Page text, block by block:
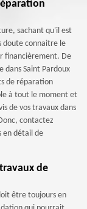
sachant qu'il est
doute connaitre le
financièrement. De
dans Saint Pardoux
de réparation
à tout le moment et
de vos travaux dans
contactez
en détail de
de
être toujours en